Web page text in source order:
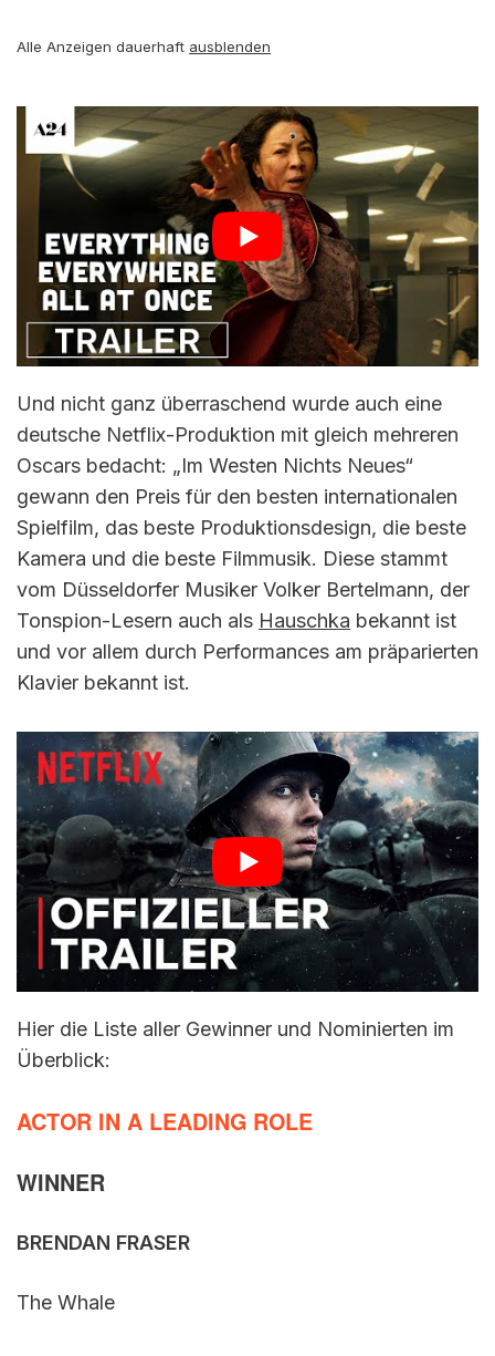
Alle Anzeigen dauerhaft ausblenden
Und nicht ganz überraschend wurde auch eine
deutsche Netflix-Produktion mit gleich mehreren
Oscars bedacht: „Im Westen Nichts Neues“
gewann den Preis für den besten internationalen
Spielfilm, das beste Produktionsdesign, die beste
Kamera und die beste Filmmusik. Diese stammt
vom Düsseldorfer Musiker Volker Bertelmann, der
Tonspion-Lesern auch als Hauschka bekannt ist
und vor allem durch Performances am präparierten
Klavier bekannt ist.
Hier die Liste aller Gewinner und Nominierten im
Überblick:
ACTOR IN A LEADING ROLE
WINNER
BRENDAN FRASER
The Whale